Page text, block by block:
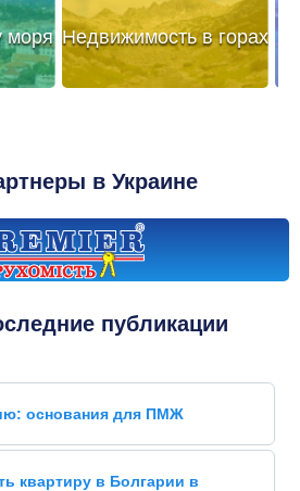
моря Недвижимость в горах
в Украине
публикации
основания для ПМЖ
квартиру в Болгарии в